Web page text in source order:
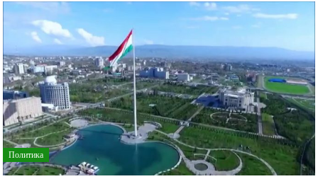
Политика